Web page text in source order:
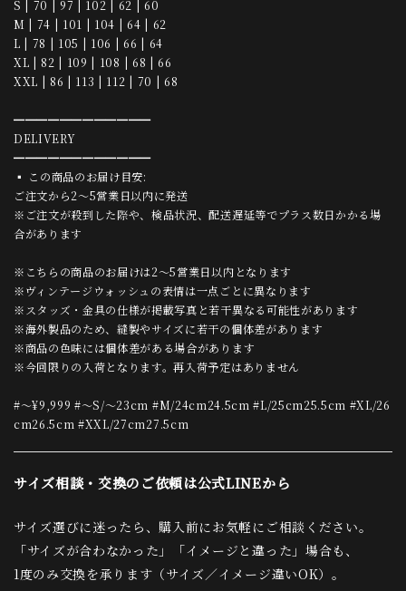
S | 70 | 97 | 102 | 62 | 60
M | 74 | 101 | 104 | 64 | 62
L | 78 | 105 | 106 | 66 | 64
XL | 82 | 109 | 108 | 68 | 66
XXL | 86 | 113 | 112 | 70 | 68
━━━━━━━━━━━━
DELIVERY
━━━━━━━━━━━━
▪ この商品のお届け目安:
ご注文から2〜5営業日以内に発送
※ご注文が殺到した際や、検品状況、配送遅延等でプラス数日かかる場
合があります
※こちらの商品のお届けは2〜5営業日以内となります
※ヴィンテージウォッシュの表情は一点ごとに異なります
※スタッズ・金具の仕様が掲載写真と若干異なる可能性があります
※海外製品のため、縫製やサイズに若干の個体差があります
※商品の色味には個体差がある場合があります
※今回限りの入荷となります。再入荷予定はありません
#〜¥9,999 #〜S/〜23cm #M/24cm24.5cm #L/25cm25.5cm #XL/26
cm26.5cm #XXL/27cm27.5cm
サイズ相談・交換のご依頼は公式LINEから
サイズ選びに迷ったら、購入前にお気軽にご相談ください。
「サイズが合わなかった」「イメージと違った」場合も、
1度のみ交換を承ります（サイズ／イメージ違いOK）。